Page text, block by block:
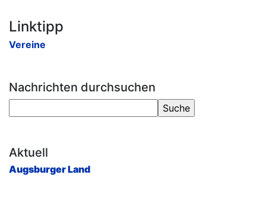
Linktipp
Vereine
Nachrichten durchsuchen
Aktuell
Augsburger Land